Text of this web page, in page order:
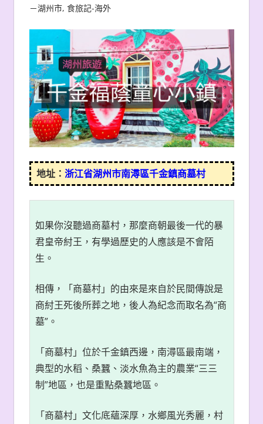
－湖州市, 食旅記-海外
地址：浙江省湖州市南潯區千金鎮商墓村
如果你沒聽過商墓村，那麼商朝最後一代的暴
君皇帝紂王，有學過歷史的人應該是不會陌
生。
相傳，「商墓村」的由來是來自於民間傳說是
商紂王死後所葬之地，後人為紀念而取名為“商
墓”。
「商墓村」位於千金鎮西邊，南潯區最南端，
典型的水稻、桑蠶、淡水魚為主的農業“三三
制”地區，也是重點桑蠶地區。
「商墓村」文化底蘊深厚，水鄉風光秀麗，村